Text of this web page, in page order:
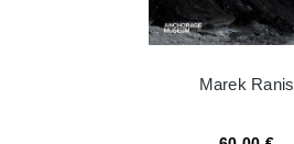
Marek Ranis